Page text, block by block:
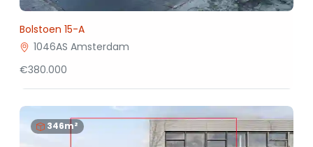
Bolstoen 15-A
1046AS Amsterdam
€380.000
346m²